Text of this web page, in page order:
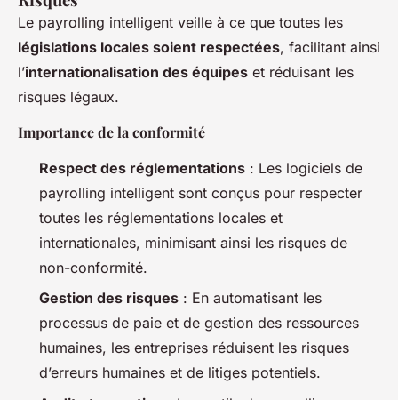
Le payrolling intelligent veille à ce que toutes les
législations locales soient respectées, facilitant ainsi
l’internationalisation des équipes et réduisant les
risques légaux.
Importance de la conformité
Respect des réglementations : Les logiciels de
payrolling intelligent sont conçus pour respecter
toutes les réglementations locales et
internationales, minimisant ainsi les risques de
non-conformité.
Gestion des risques : En automatisant les
processus de paie et de gestion des ressources
humaines, les entreprises réduisent les risques
d’erreurs humaines et de litiges potentiels.